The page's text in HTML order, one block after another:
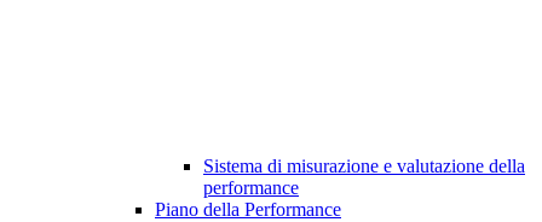
Sistema di misurazione e valutazione della
performance
Piano della Performance